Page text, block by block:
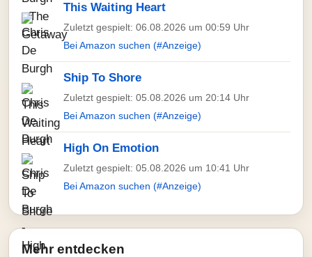
This Waiting Heart
Zuletzt gespielt: 06.08.2026 um 00:59 Uhr
Bei Amazon suchen (#Anzeige)
Ship To Shore
Zuletzt gespielt: 05.08.2026 um 20:14 Uhr
Bei Amazon suchen (#Anzeige)
High On Emotion
Zuletzt gespielt: 05.08.2026 um 10:41 Uhr
Bei Amazon suchen (#Anzeige)
Mehr entdecken